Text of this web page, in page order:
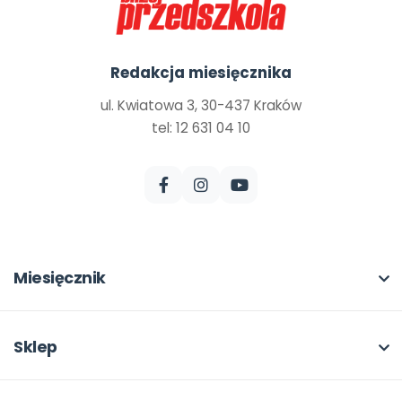
Redakcja miesięcznika
ul. Kwiatowa 3, 30-437 Kraków
tel: 12 631 04 10
Miesięcznik
W numerze
Sklep